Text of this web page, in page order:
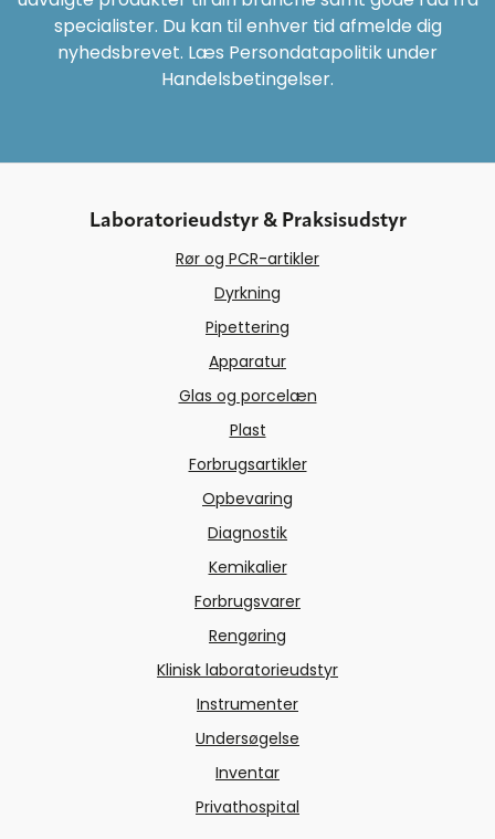
Læs mere
Download produktblad
SARSTEDT indstikspropper er velegnede både
forskellige typer prøverør.Bestil propper her
produktspecialister, og vi medbringer
gratis vareprøver fra SARSTEDT, så du
kan opleve kvaliteten i dit eget
specialister. Du kan til enhver tid afmelde dig
nyhedsbrevet. Læs Persondatapolitik under
Handelsbetingelser.
Laboratorieudstyr & Praksisudstyr
Rør og PCR-artikler
Dyrkning
Pipettering
Apparatur
Glas og porcelæn
Plast
Forbrugsartikler
Opbevaring
Diagnostik
Kemikalier
Forbrugsvarer
Rengøring
Klinisk laboratorieudstyr
Instrumenter
Undersøgelse
Inventar
Privathospital